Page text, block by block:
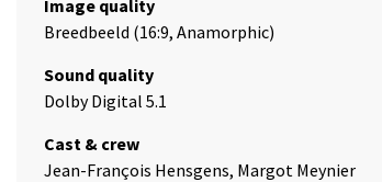
Image quality
Breedbeeld (16:9, Anamorphic)
Sound quality
Dolby Digital 5.1
Cast & crew
Jean-François Hensgens, Margot Meynier